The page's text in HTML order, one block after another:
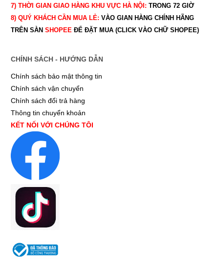
7) THỜI GIAN GIAO HÀNG KHU VỰC HÀ NỘI: TRONG 72 GIỜ
8) QUÝ KHÁCH CẦN MUA LẺ: VÀO GIAN HÀNG CHÍNH HÃNG
TRÊN SÀN SHOPEEĐỂ ĐẶT MUA (CLICK VÀO CHỮ SHOPEE)
CHÍNH SÁCH - HƯỚNG DẪN
Chính sách bảo mật thông tin
Chính sách vận chuyển
Chính sách đổi trả hàng
Thông tin chuyển khoản
KẾT NỐI VỚI CHÚNG TÔI